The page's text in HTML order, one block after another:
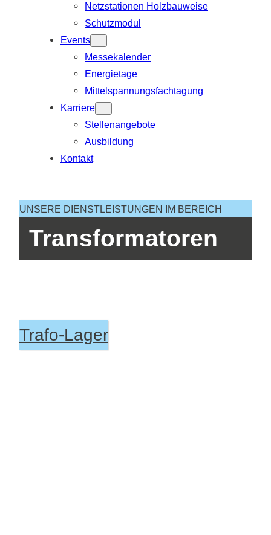
Netzstationen Holzbauweise
Schutzmodul
Events
Messekalender
Energietage
Mittelspannungsfachtagung
Karriere
Stellenangebote
Ausbildung
Kontakt
UNSERE DIENSTLEISTUNGEN IM BEREICH
Transformatoren
Trafo-Lager